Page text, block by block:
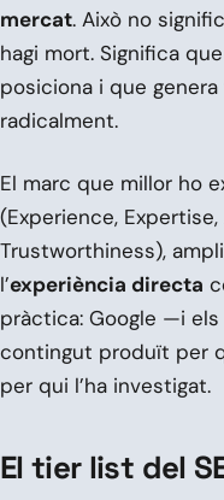
mercat. Això no
hagi mort. Significa
posiciona i que
radicalment.
El marc que millor ho
(Experience,
Trustworthiness),
l’experiència directa
pràctica: Google —i
contingut produït per
per qui l’ha investigat.
El tier list del